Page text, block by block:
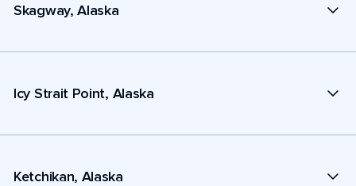
Skagway, Alaska
Icy Strait Point, Alaska
Ketchikan, Alaska